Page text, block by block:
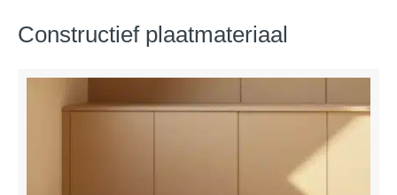
Constructief plaatmateriaal